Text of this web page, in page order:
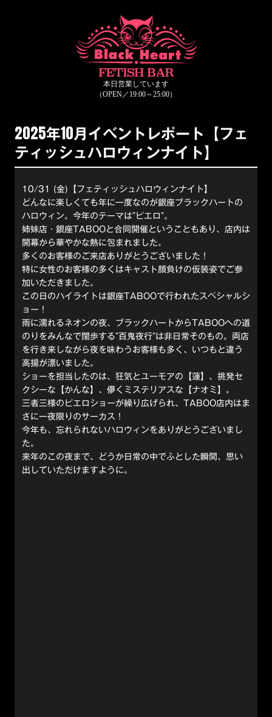
2025年10月イベントレポート【フェ
ティッシュハロウィンナイト】
10/31 (金)【フェティッシュハロウィンナイト】
どんなに楽しくても年に一度なのが銀座ブラックハートの
ハロウィン。今年のテーマは”ピエロ”。
姉妹店・銀座TABOOと合同開催ということもあり、店内は
開幕から華やかな熱に包まれました。
多くのお客様のご来店ありがとうございました！
特に女性のお客様の多くはキャスト顔負けの仮装姿でご参
加いただきました。
この日のハイライトは銀座TABOOで行われたスペシャルシ
ョー！
雨に濡れるネオンの夜、ブラックハートからTABOOへの道
のりをみんなで闊歩する”百鬼夜行”は非日常そのもの。両店
を行き来しながら夜を味わうお客様も多く、いつもと違う
高揚が漂いました。
ショーを担当したのは、狂気とユーモアの【蓮】、挑発セ
クシーな【かんな】、儚くミステリアスな【ナオミ】。
三者三様のピエロショーが繰り広げられ、TABOO店内はま
さに一夜限りのサーカス！
今年も、忘れられないハロウィンをありがとうございまし
た。
来年のこの夜まで、どうか日常の中でふとした瞬間、思い
出していただけますように。